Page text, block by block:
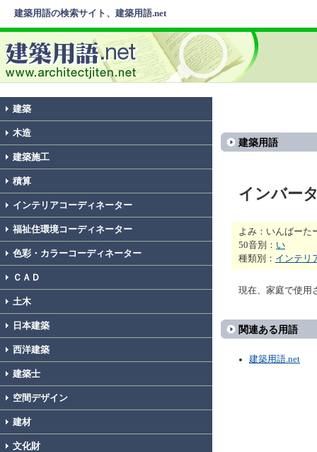
建築用語の検索サイト、建築用語.net
建築
木造
建築施工
積算
インテリアコーディネーター
福祉住環境コーディネーター
色彩・カラーコーディネーター
ＣＡＤ
土木
日本建築
西洋建築
建築士
空間デザイン
建材
文化財
建築用語
インバー
よみ：いんばーた
50音別： い
種類別： インテリ
現在、家庭で使用
関連ある用語
建築用語.net